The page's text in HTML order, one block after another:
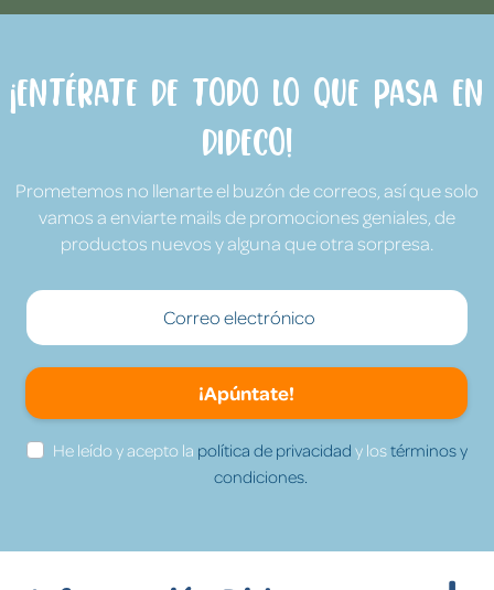
¡Entérate de todo lo que pasa en
Dideco!
Prometemos no llenarte el buzón de correos, así que solo
vamos a enviarte mails de promociones geniales, de
productos nuevos y alguna que otra sorpresa.
¡Apúntate!
He leído y acepto la política de privacidad y lostérminos y
condiciones.